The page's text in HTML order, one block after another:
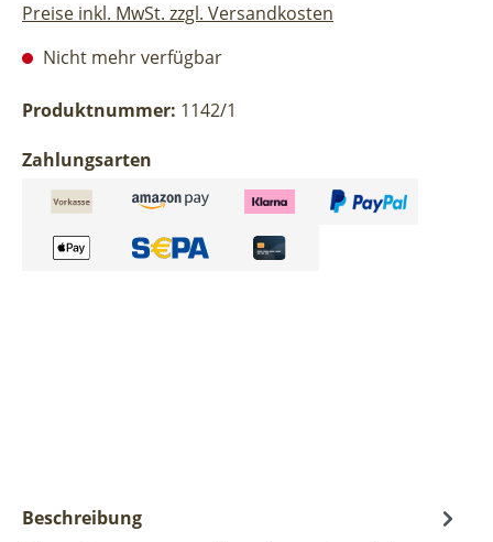
Preise inkl. MwSt. zzgl. Versandkosten
Nicht mehr verfügbar
Produktnummer: 1142/1
Zahlungsarten
Beschreibung